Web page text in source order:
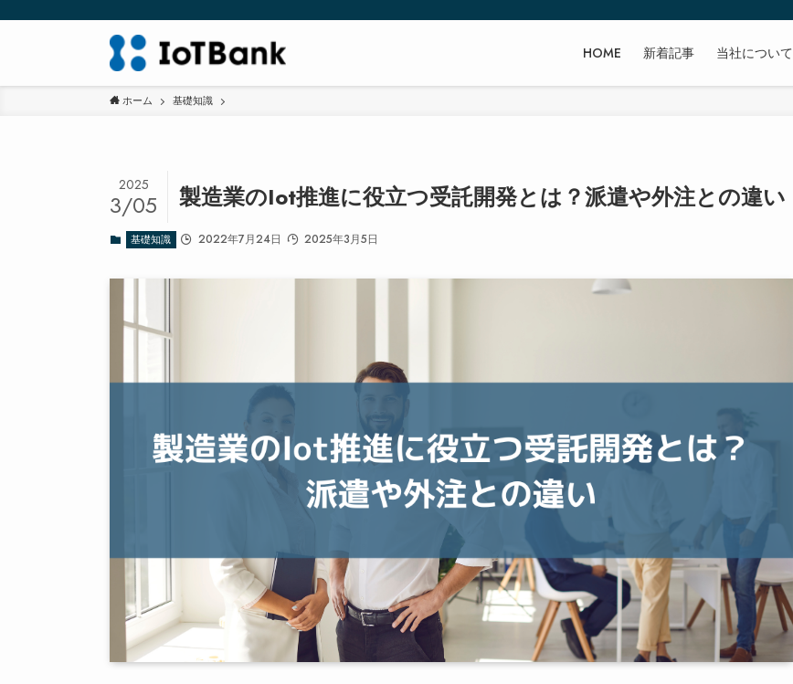
HOME 新着記事 当社について
ホーム 基礎知識
製造業のIot推進に役立つ受託開発とは？派遣や外注との違い
2025
3/05
基礎知識 2022年7月24日 2025年3月5日